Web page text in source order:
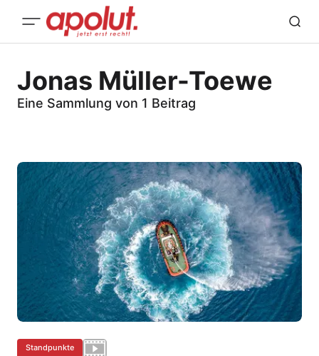
Jonas Müller-Toewe
Eine Sammlung von 1 Beitrag
Standpunkte